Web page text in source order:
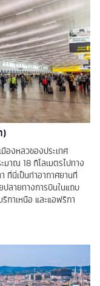
)
องหลวของประเทศ
มาณ 18 กิโลเมตรไปทาง
ที่นี่เป็นท่าอากาศยานที่
ลายทางการบินในแถบ
ริกาเหนือ และแอฟริกา